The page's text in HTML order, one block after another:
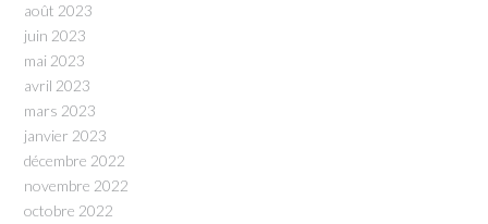
août 2023
juin 2023
mai 2023
avril 2023
mars 2023
janvier 2023
décembre 2022
novembre 2022
octobre 2022